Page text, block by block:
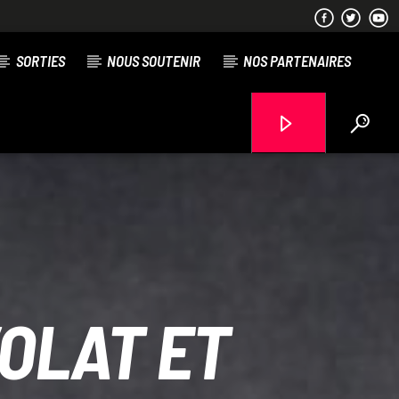
SORTIES NOUS SOUTENIR NOS PARTENAIRES
ET